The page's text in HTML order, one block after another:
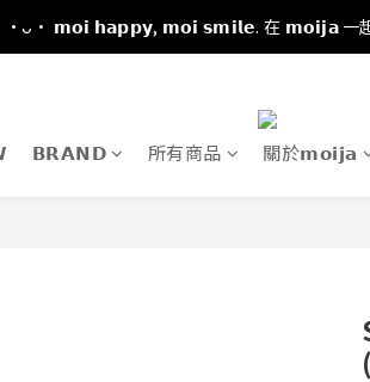
·ᴗ· 𝗺𝗼𝗶 𝗵𝗮𝗽𝗽𝘆, 𝗺𝗼𝗶 𝘀𝗺𝗶𝗹𝗲. 在 𝗺𝗼𝗶𝗷𝗮 一
𝗕𝗥𝗔𝗡𝗗 所有商品 關於𝗺𝗼𝗶𝗷𝗮